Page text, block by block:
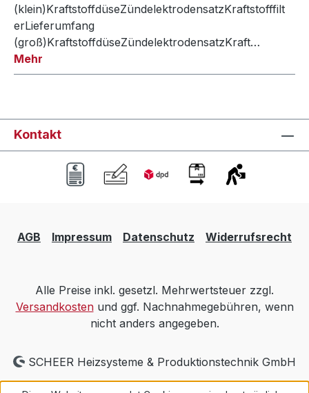
(klein)KraftstoffdüseZündelektrodensatzKraftstofffilt
erLieferumfang
(groß)KraftstoffdüseZündelektrodensatzKraft…
Mehr
Kontakt
AGB Impressum Datenschutz Widerrufsrecht
Alle Preise inkl. gesetzl. Mehrwertsteuer zzgl.
Versandkostenund ggf. Nachnahmegebühren, wenn
nicht anders angegeben.
SCHEER Heizsysteme & Produktionstechnik GmbH